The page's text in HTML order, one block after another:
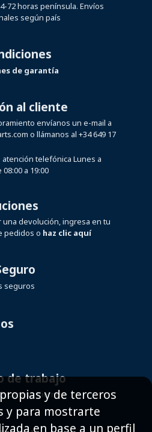
72 horas península. Envíos
según país
de garantía
al cliente
envíanos un e-mail a
o llámanos al +34 649 17
telefónica Lunes a
a 19:00
una devolución, ingresa en tu
pedidos o haz clic aquí
seguros
de trabajo
Lunes - Viernesy de terceros
y para mostrarte
en base a un perfil